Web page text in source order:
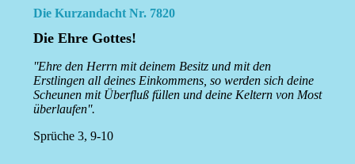
Die Kurzandacht Nr. 7820
Die Ehre Gottes!
''Ehre den Herrn mit deinem Besitz und mit den
Erstlingen all deines Einkommens, so werden sich deine
Scheunen mit Überfluß füllen und deine Keltern von Most
überlaufen''.
Sprüche 3, 9-10